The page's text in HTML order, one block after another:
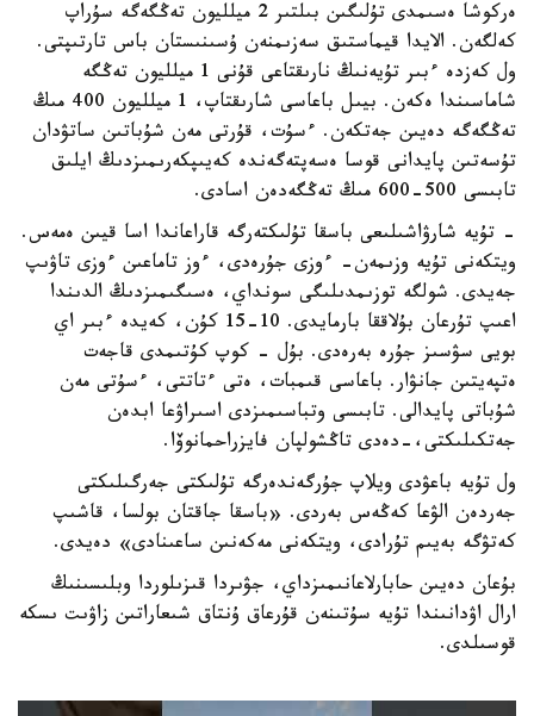
ەركوشا ەسىمدى تۇلىگىن بىلتىر 2 ميلليون تەڭگەگە سۇراپ
كەلگەن. الايدا قيماستىق سەزىمنەن ۇسىنىستان باس تارتىپتى.
ول كەزدە ءبىر تۇيەنىڭ نارىقتاعى قۇنى 1 ميلليون تەڭگە
شاماسىندا ەكەن. بيىل باعاسى شارىقتاپ، 1 ميلليون 400 مىڭ
تەڭگەگە دەيىن جەتكەن. ءسۇت، قۇرتى مەن شۇباتىن ساتۋدان
تۇسەتىن پايدانى قوسا ەسەپتەگەندە كەيىپكەرىمىزدىڭ ايلىق
تابىسى 500-600 مىڭ تەڭگەدەن اسادى.
- تۇيە شارۋاشىلىعى باسقا تۇلىكتەرگە قاراعاندا اسا قيىن ەمەس.
ويتكەنى تۇيە وزىمەن- ءوزى جۇرەدى، ءوز تاماعىن ءوزى تاۋىپ
جەيدى. شولگە توزىمدىلىگى سونداي، ەسىگىمىزدىڭ الدىندا
اعىپ تۇرعان بۇلاققا بارمايدى. 10-15 كۇن، كەيدە ءبىر اي
بويى سۋسىز جۇرە بەرەدى. بۇل - كوپ كۇتىمدى قاجەت
ەتپەيتىن جانۋار. باعاسى قىمبات، ەتى ءتاتتى، ءسۇتى مەن
شۇباتى پايدالى. تابىسى وتباسىمىزدى اسىراۋعا ابدەن
جەتكىلىكتى،-دەدى تاڭشولپان فايزراحمانوۆا.
ول تۇيە باعۋدى ويلاپ جۇرگەندەرگە تۇلىكتى جەرگىلىكتى
جەردەن الۋعا كەڭەس بەردى. «باسقا جاقتان بولسا، قاشىپ
كەتۋگە بەيىم تۇرادى، ويتكەنى مەكەنىن ساعىنادى» دەيدى.
بۇعان دەيىن حابارلاعانىمىزداي، جۋىردا قىزىلوردا وبلىسىنىڭ
ارال اۋدانىندا تۇيە سۇتىنەن قۇرعاق ۇنتاق شىعاراتىن زاۋىت ىسكە
قوسىلدى.